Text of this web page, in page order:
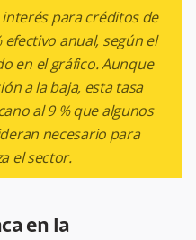
interés para créditos de
efectivo anual, según el
en el gráfico. Aunque
a la baja, esta tasa
al 9 % que algunos
necesario para
el sector.
en la